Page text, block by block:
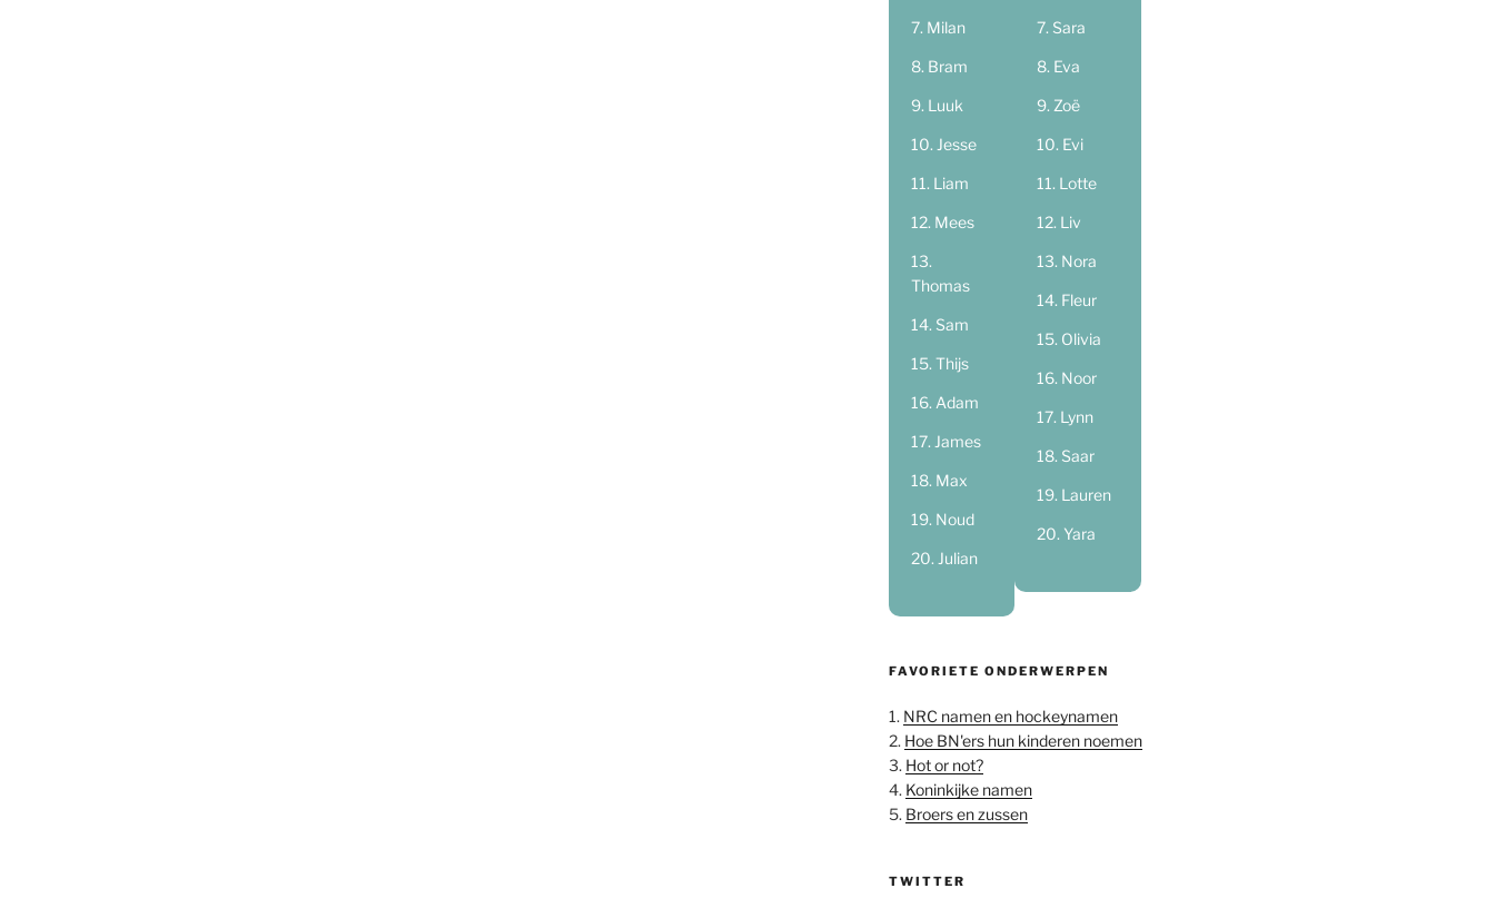
Milan
Bram
Luuk
Jesse
Liam
Mees
Thomas
Sam
Thijs
Adam
James
Max
Noud
Julian
Sara
Eva
Zoë
Evi
Lotte
Liv
Nora
Fleur
Olivia
Noor
Lynn
Saar
Lauren
Yara
FAVORIETE ONDERWERPEN
1. NRC namen en hockeynamen
2. Hoe BN'ers hun kinderen noemen
3. Hot or not?
4. Koninkijke namen
5. Broers en zussen
TWITTER